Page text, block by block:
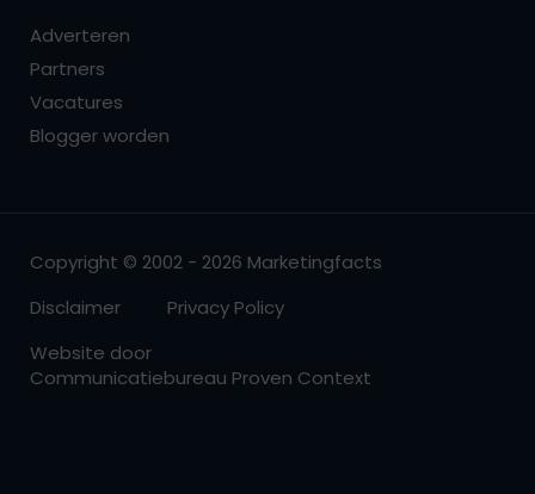
Adverteren
Partners
Vacatures
Blogger worden
Copyright © 2002 - 2026 Marketingfacts
Disclaimer
Privacy Policy
Website door
Communicatiebureau Proven Context